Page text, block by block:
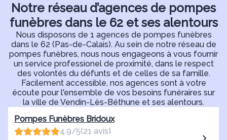
Notre réseau d’agences de pompes
funèbres dans le 62 et ses alentours
Nous disposons de 1 agences de pompes funèbres
dans le 62 (Pas-de-Calais). Au sein de notre réseau de
pompes funèbres, nous nous engageons à vous fournir
un service professionel de proximité, dans le respect
des volontés du défunts et de celles de sa famille.
Facilement accessible, nos agences sont à votre
écoute pour l'ensemble de vos besoins funéraires sur
la ville de Vendin-Lès-Béthune et ses alentours.
Pompes Funèbres Bridoux
4.9/5(21 avis)